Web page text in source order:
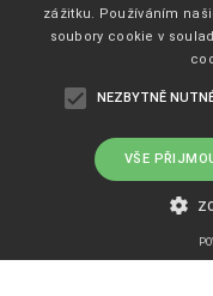
zážitku. Používáním
soubory cookie v
NEZBYTNĚ
VŠE